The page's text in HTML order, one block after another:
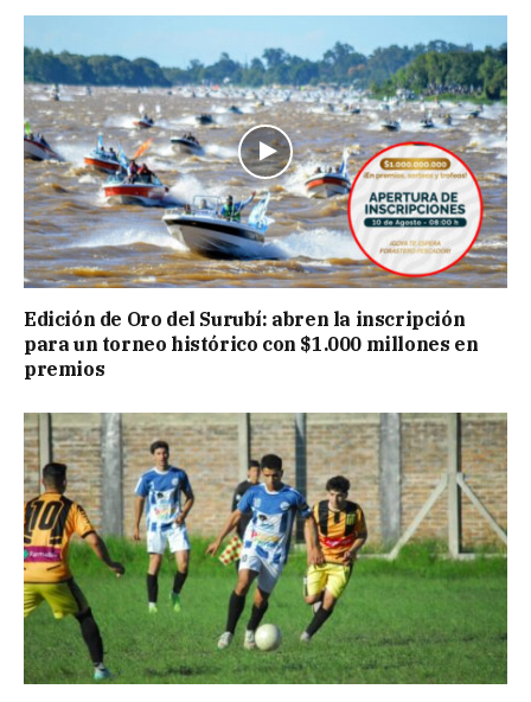
Edición de Oro del Surubí: abren la inscripción
para un torneo histórico con $1.000 millones en
premios